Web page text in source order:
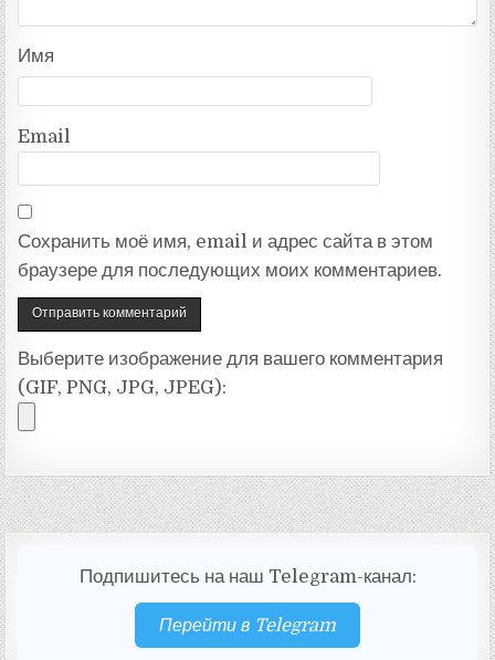
Имя
Email
Сохранить моё имя, email и адрес сайта в этом
браузере для последующих моих комментариев.
Выберите изображение для вашего комментария
(GIF, PNG, JPG, JPEG):
Подпишитесь на наш Telegram-канал:
Перейти в Telegram